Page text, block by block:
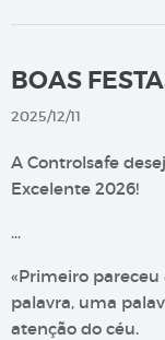
BOAS
2025/12/11
A Controlsafe
Excelente 2026!
…
«Primeiro pareceu
palavra, uma
atenção do céu.